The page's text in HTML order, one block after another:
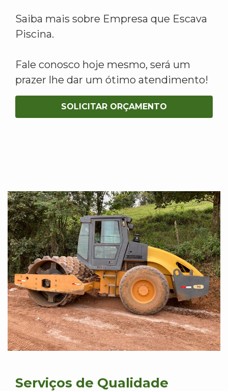
Saiba mais sobre Empresa que Escava
Piscina.
Fale conosco hoje mesmo, será um
prazer lhe dar um ótimo atendimento!
SOLICITAR ORÇAMENTO
Serviços de Qualidade